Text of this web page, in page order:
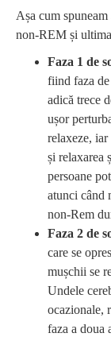
Așa cum
non-REM și
Faza 1 de
fiind faza
adică trece
ușor
relaxeze,
și relaxarea
persoane
atunci când
non-Rem
Faza 2 de
care se
mușchii se
Undele
ocazionale,
faza a doua